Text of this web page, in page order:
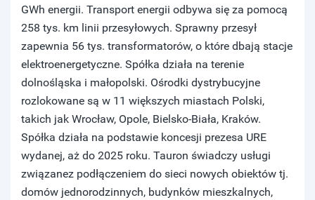
GWh energii. Transport energii odbywa się za pomocą
258 tys. km linii przesyłowych. Sprawny przesył
zapewnia 56 tys. transformatorów, o które dbają stacje
elektroenergetyczne. Spółka działa na terenie
dolnośląska i małopolski. Ośrodki dystrybucyjne
rozlokowane są w 11 większych miastach Polski,
takich jak Wrocław, Opole, Bielsko-Biała, Kraków.
Spółka działa na podstawie koncesji prezesa URE
wydanej, aż do 2025 roku. Tauron świadczy usługi
związanez podłączeniem do sieci nowych obiektów tj.
domów jednorodzinnych, budynków mieszkalnych,